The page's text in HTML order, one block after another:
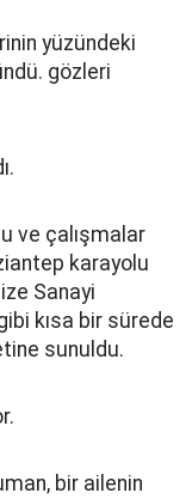
yüzündeki
gözleri
ve çalışmalar
karayolu
Sanayi
kısa bir sürede
sunuldu.
bir ailenin